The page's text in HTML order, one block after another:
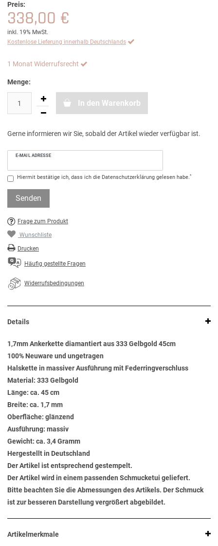
Preis:
338,00 €
inkl. 19% MwSt.
Kostenlose Lieferung innerhalb Deutschlands
1 Monat Widerrufsrecht
Menge:
In den Warenkorb
Gerne informieren wir Sie, sobald der Artikel wieder verfügbar ist.
E-MAIL ADRESSE
Hiermit bestätige ich, dass ich die Daten­schutz­erklärung gelesen habe.*
Senden
Frage zum Produkt
Wunschliste
Drucken
Häufig gestellte Fragen
Widerrufsbedingungen
Details
1,7mm Ankerkette diamantiert aus 333 Gelbgold 45cm
100% Neuware und ungetragen
Halskette in massiver Ausführung mit Federringverschluss
Material: 333 Gelbgold
Länge: ca. 45 cm
Breite: ca. 1,7 mm
Oberfläche: glänzend
Ausführung: massiv
Gewicht: ca. 3,4 Gramm
Hergestellt in Deutschland
Der Artikel ist entsprechend gestempelt.
Der Artikel wird in einem passenden Schmucketui geliefert.
Bitte beachten Sie die Abmessungen des Artikels. Der Schmuck
ist zur besseren Darstellung vergrößert abgebildet.
Artikelmerkmale